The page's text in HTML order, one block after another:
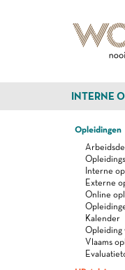
INTERNE
Opleidingen
Interne
Externe
Online
Kalender
Opleiding
Vlaams